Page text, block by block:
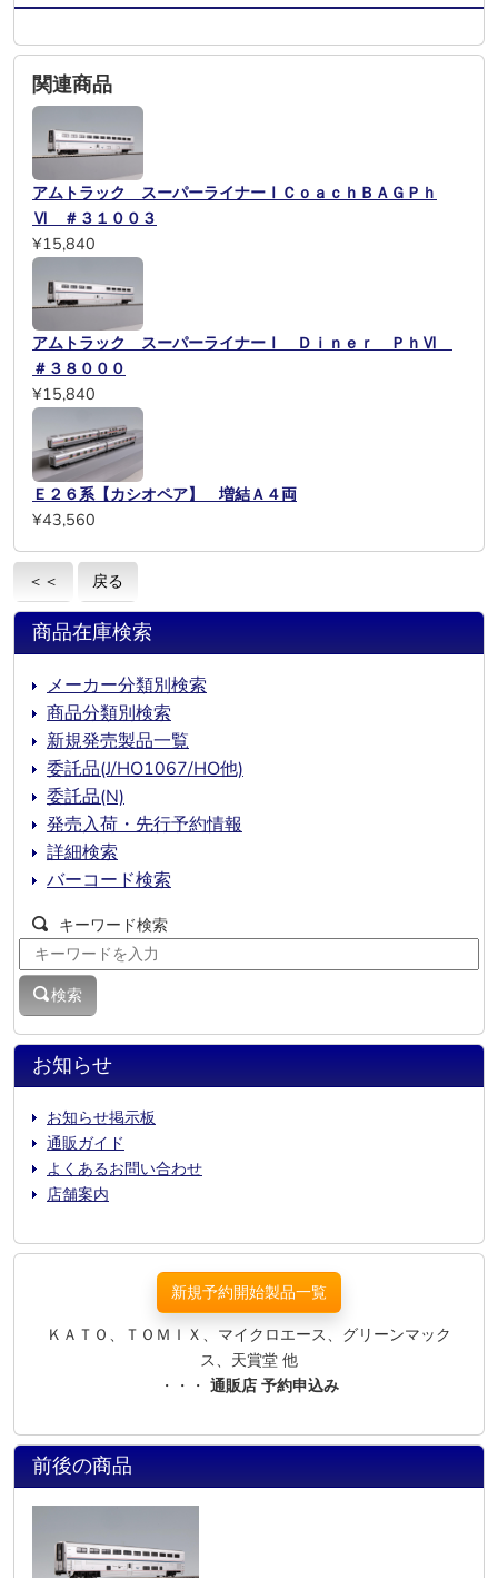
関連商品
アムトラック スーパーライナーⅠＣｏａｃｈＢＡＧＰｈ
Ⅵ ＃３１００３
¥15,840
アムトラック スーパーライナーⅠ Ｄｉｎｅｒ ＰｈⅥ
＃３８０００
¥15,840
Ｅ２６系【カシオペア】 増結Ａ４両
¥43,560
＜＜ 戻る
お知らせ
お知らせ掲示板
通販ガイド
よくあるお問い合わせ
店舗案内
商品在庫検索
メーカー分類別検索
商品分類別検索
新規発売製品一覧
委託品(J/HO1067/HO他)
委託品(N)
発売入荷・先行予約情報
詳細検索
バーコード検索
キーワード検索
検索
新規予約開始製品一覧
ＫＡＴＯ、ＴＯＭＩＸ、マイクロエース、グリーンマック
ス、天賞堂 他
・・・ 通販店 予約申込み
前後の商品